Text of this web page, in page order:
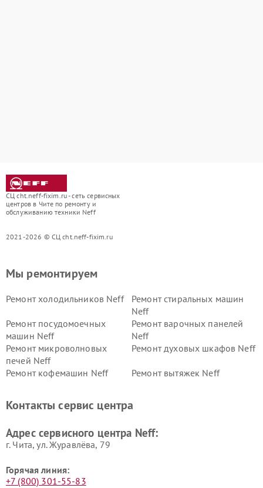
СЦ cht.neff-fixim.ru - сеть сервисных
центров в Чите по ремонту и
обслуживанию техники Neff
2021-2026 © СЦ cht.neff-fixim.ru
Мы ремонтируем
Ремонт холодильников Neff
Ремонт стиральных машин
Neff
Ремонт посудомоечных
машин Neff
Ремонт варочных панелей
Neff
Ремонт микроволновых
печей Neff
Ремонт духовых шкафов Neff
Ремонт кофемашин Neff Ремонт вытяжек Neff
Контакты сервис центра
Адрес сервисного центра Neff:
г. Чита, ул. Журавлёва, 79
Горячая линия:
+7 (800) 301-55-83